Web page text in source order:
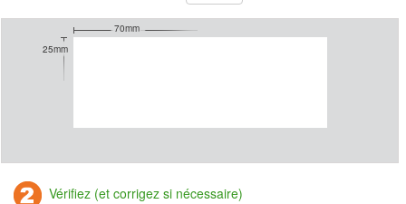
70mm
25mm
Vérifiez (et corrigez si nécessaire)